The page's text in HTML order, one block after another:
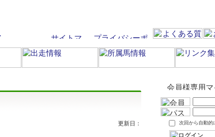
更新日： 次回から自動的